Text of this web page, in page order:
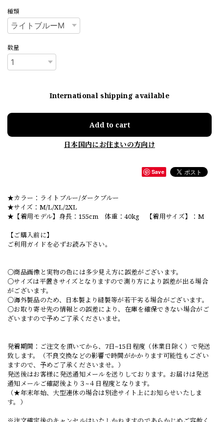
種類
数量
International shipping available
Add to cart
日本国内にお住まいの方向け
Save
★カラー：ライトブルー/ダークブルー
★サイズ：M/L/XL/2XL
★【着用モデル】身長：155cm 体重：40kg 【着用サイズ】：M
【ご購入前に】
ご利用ガイドを必ずお読み下さい。
○商品画像と実物の色には多少見え方に誤差がございます。
○サイズは平置きサイズとなりますので測り方により誤差が出る場合
がございます。
○海外製品のため、日本製より縫製等が若干劣る場合がございます。
○お取り寄せ先の情報との誤差により、在庫を確保できない場合がご
ざいますので予めご了承くださいませ。
発着期間：ご注文を頂いてから、7日~15日程度（休業日除く）で発送
致します。（不良交換などの影響で時間がかかります可能性もござい
ますので、予めご了承くださいませ。）
発送後はお客様に発送通知メールを送りしております。お届けは発送
通知メールご確認後より３~４日程度となります。
（★年末年始、大型連休の場合は別途サイト上にお知らせいたしま
す。）